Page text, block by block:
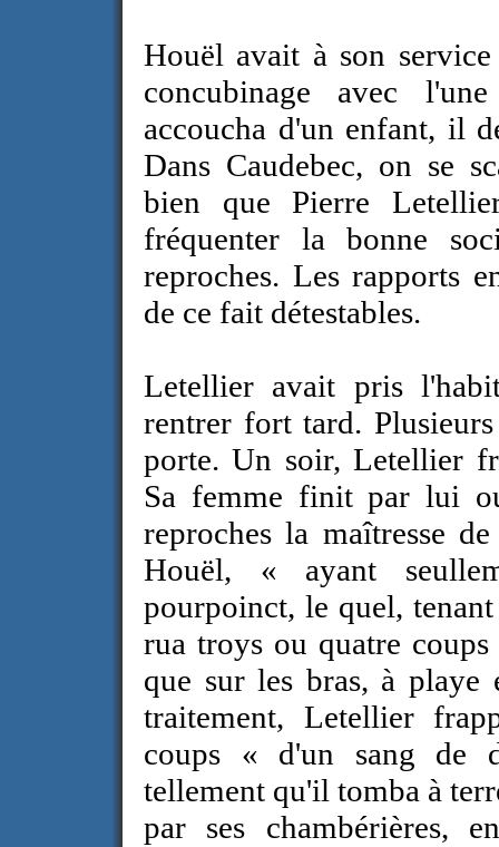
Houël avait à son
concubinage avec
accoucha d'un enfant, il
Dans Caudebec, on se
bien que Pierre
fréquenter la bonne
reproches. Les rapports
de ce fait détestables.
Letellier avait pris
rentrer fort tard.
porte. Un soir, Letellier
Sa femme finit par lui
reproches la maîtresse
Houël, « ayant
pourpoinct, le quel,
rua troys ou quatre
que sur les bras, à playe
traitement, Letellier
coups « d'un sang de
tellement qu'il tomba à
par ses chambérières,